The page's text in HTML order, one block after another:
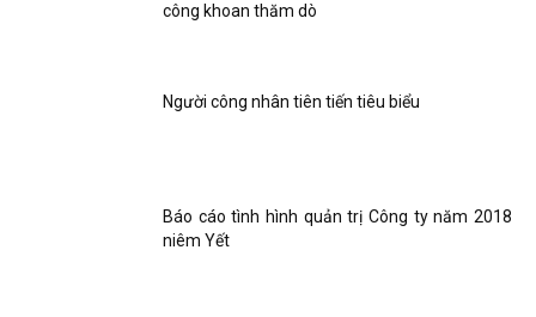
công khoan thăm dò
Người công nhân tiên tiến tiêu biểu
Báo cáo tình hình quản trị Công ty năm 2018
niêm Yết